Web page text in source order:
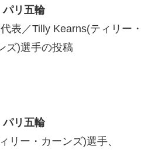
パリ五輪
表／Tilly Kearns(ティリー・
ズ)選手の投稿
パリ五輪
リー・カーンズ)選手、